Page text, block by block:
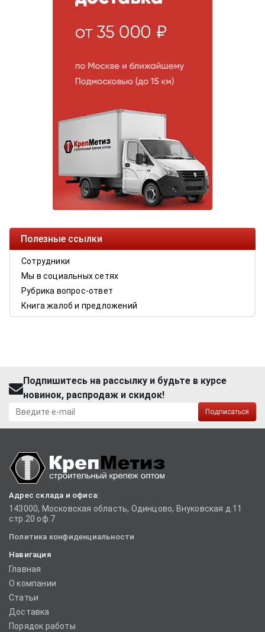
Полезные ссылки
Сотрудники
Мы в социальных сетях
Рубрика вопрос-ответ
Книга жалоб и предложений
Подпишитесь на рассылку и будьте в курсе
новинок, распродаж и скидок!
Подписаться
Адрес склада и офиса:
143000, Московская область, Одинцово, Внуковская д.11
стр.20 оф.7
Политика конфиденциальности
Навигация
Главная
О компании
Статьи
Доставка
Порядок работы